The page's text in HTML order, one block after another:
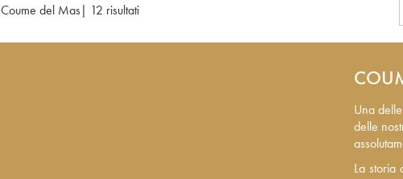
Coume del Mas| 12 risultati
Una
delle
La storia
La storia